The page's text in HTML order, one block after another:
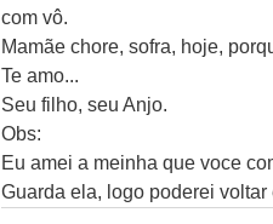
com vô.
Mamãe chore, sofra, hoje,
Te amo...
Seu filho, seu Anjo.
Obs:
Eu amei a meinha que voce
Guarda ela, logo poderei voltar